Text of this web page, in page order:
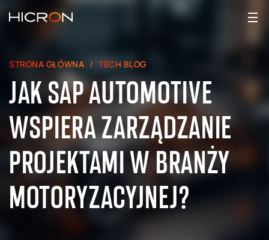
STRONA GŁÓWNA TECH BLOG
JAK SAP AUTOMOTIVE
WSPIERA ZARZĄDZANIE
PROJEKTAMI W BRANŻY
MOTORYZACYJNEJ?